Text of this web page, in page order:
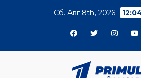
Сб. Авг 8th, 2026